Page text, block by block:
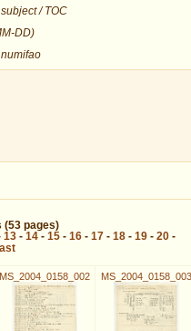
subject / TOC
DD)
numifao
(53 pages)
13- 14- 15- 16- 17- 18- 19- 20-
MS_2004_0158_002 MS_2004_0158_003